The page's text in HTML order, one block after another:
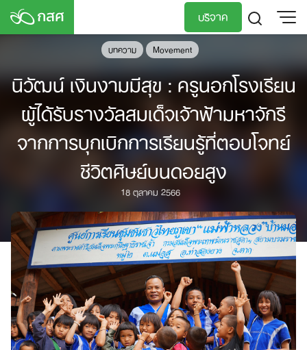
Skip
บริจาค
บทความ Movement
นิวัฒน์ เงินงามมีสุข : ครูนอกโรงเรียน
ผู้ได้รับรางวัลสมเด็จเจ้าฟ้ามหาจักรี
จากการบุกเบิกการเรียนรู้ที่ตอบโจทย์
ชีวิตศิษย์บนดอยสูง
18 ตุลาคม 2566